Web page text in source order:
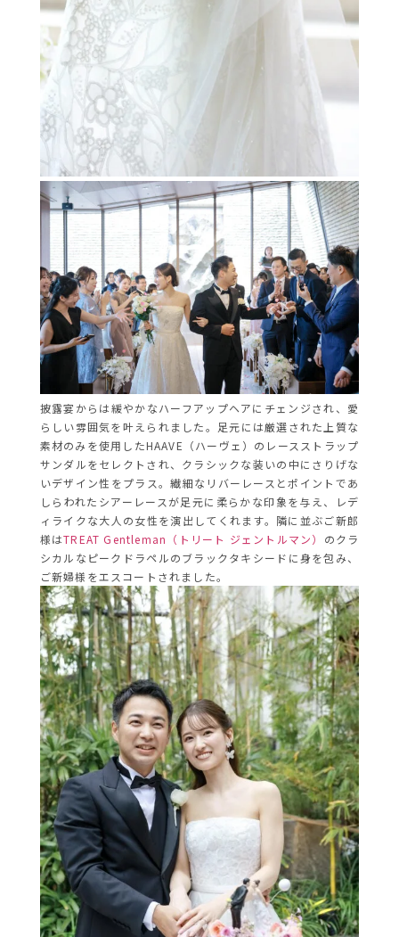
披露宴からは緩やかなハーフアップヘアにチェンジされ、愛
らしい雰囲気を叶えられました。
足元には厳選された上質な
素材のみを使用したHAAVE（ハーヴェ）のレースストラップ
サンダルをセレクトされ、クラシックな装いの中にさりげな
いデザイン性をプラス。繊細なリバーレースとポイントであ
しらわれたシアーレースが足元に柔らかな印象を与え、レデ
ィライクな大人の女性を演出してくれます。 隣に並ぶご新郎
様はTREAT Gentleman（トリート ジェントルマン） のクラ
シカルなピークドラペルのブラックタキシードに身を包み、
ご新婦様をエスコートされました。